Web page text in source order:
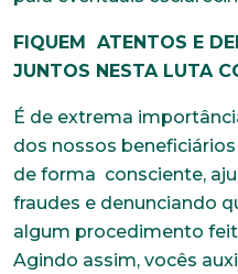
FIQUEM ATENTOS E
JUNTOS NESTA LUTA
É de extrema
dos nossos
de forma consciente,
fraudes e denunciando
algum procedimento
Agindo assim, vocês
Estado Civil
Escolaridade
Masculino
Feminino